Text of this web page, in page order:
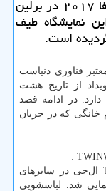
به گزارش خشكشوئی آنلاین نمایشگاه ایفا ۲۰۱۷ در برلین
نمایشگاه طیف
است.
فناوری دنیاست
از تاریخ هشت
در ادامه قصد
خانگی كه در جریان
سری جدید ماشین‌های لباس‌شویی TWINWash ال‌جی در سایزهای
بین‌المللی ایفا ۲۰۱۷ رونمایی شد. لباسشویی